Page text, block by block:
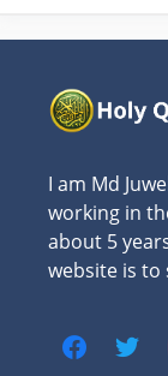
I am Md
working in
about 5
website is to